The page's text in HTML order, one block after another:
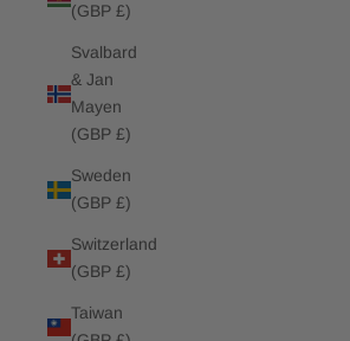
(GBP £)
Svalbard
& Jan
Mayen
(GBP £)
Sweden
(GBP £)
Switzerland
(GBP £)
Taiwan